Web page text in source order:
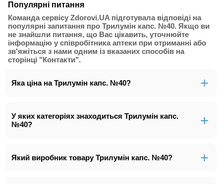
Популярні питання
Команда сервісу Zdorovi.UA підготувала відповіді на
популярні запитання про Трилумін капс. №40. Якщо ви
не знайшли питання, що Вас цікавить, уточнюйте
інформацію у співробітника аптеки при отриманні або
зв'яжіться з нами одним із вказаних способів на
сторінці "Контакти".
Яка ціна на Трилумін капс. №40?
У яких категоріях знаходиться Трилумін капс.
№40?
Який виробник товару Трилумін капс. №40?